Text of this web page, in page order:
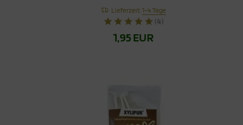
Lieferzeit:1-4 Tage
(4)
1,95 EUR